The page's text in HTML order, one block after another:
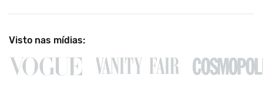
Visto nas mídias: